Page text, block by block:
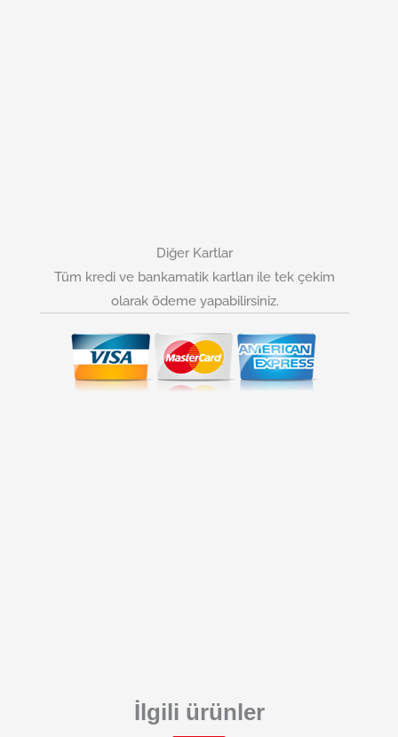
Diğer Kartlar
Tüm kredi ve bankamatik kartları ile tek çekim
olarak ödeme yapabilirsiniz.
İlgili ürünler